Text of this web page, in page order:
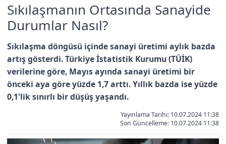
Sıkılaşmanın Ortasında Sanayide
Durumlar Nasıl?
Sıkılaşma döngüsü içinde sanayi üretimi aylık bazda
artış gösterdi. Türkiye İstatistik Kurumu (TÜİK)
verilerine göre, Mayıs ayında sanayi üretimi bir
önceki aya göre yüzde 1,7 arttı. Yıllık bazda ise yüzde
0,1'lik sınırlı bir düşüş yaşandı.
Yayınlama Tarihi: 10.07.2024 11:38
Son Güncelleme: 10.07.2024 11:38